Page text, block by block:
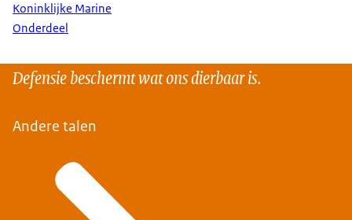
Koninklijke Marine
Onderdeel
Defensie beschermt wat ons dierbaar is.
Andere talen